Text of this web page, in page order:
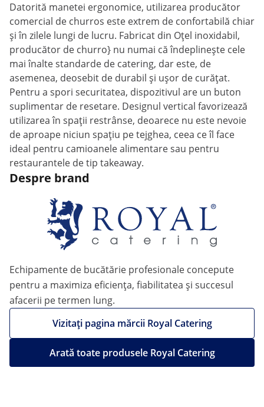
Datorită manetei ergonomice, utilizarea producător
comercial de churros este extrem de confortabilă chiar
și în zilele lungi de lucru. Fabricat din Oţel inoxidabil,
producător de churro} nu numai că îndeplinește cele
mai înalte standarde de catering, dar este, de
asemenea, deosebit de durabil și ușor de curățat.
Pentru a spori securitatea, dispozitivul are un buton
suplimentar de resetare. Designul vertical favorizează
utilizarea în spații restrânse, deoarece nu este nevoie
de aproape niciun spațiu pe tejghea, ceea ce îl face
ideal pentru camioanele alimentare sau pentru
restaurantele de tip takeaway.
Despre brand
Echipamente de bucătărie profesionale concepute
pentru a maximiza eficiența, fiabilitatea și succesul
afacerii pe termen lung.
Vizitați pagina mărcii Royal Catering
Arată toate produsele Royal Catering